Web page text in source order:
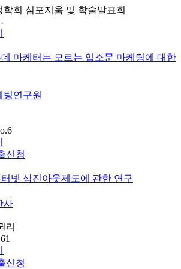
학회 심포지움 및 학술발표회
마케터는 모르는 입소문 마케팅에 대한
팅연구원
신청
넷 삼진아웃제도에 관한 연구
사
리
신청